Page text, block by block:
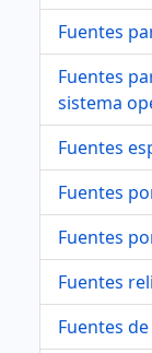
Fuentes
Fuentes
sistema
Fuentes
Fuentes
Fuentes
Fuentes
Fuentes